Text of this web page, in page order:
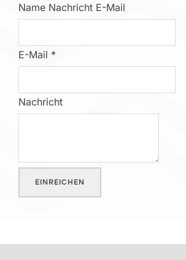
Name Nachricht E-Mail
E-Mail *
Nachricht
EINREICHEN